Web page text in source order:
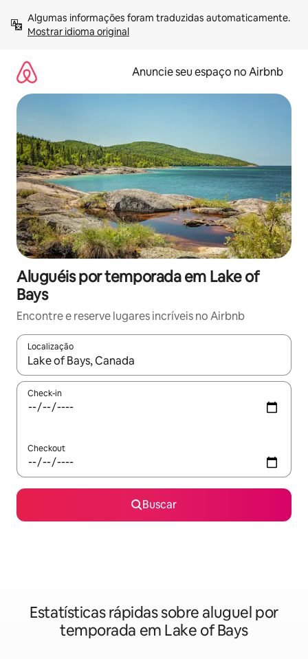
para
Mostrar idioma original
Anuncie seu espaço no Airbnb
Aluguéis por temporada em Lake of
Bays
Encontre e reserve lugares incríveis no Airbnb
Localização
Quando os resultados estiverem disponíveis, explore-os
Check-in
Checkout
Buscar
Estatísticas rápidas sobre aluguel por
temporada em Lake of Bays